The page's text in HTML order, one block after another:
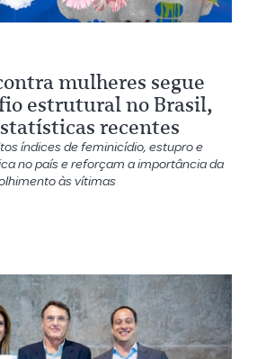
mulheres segue
estrutural no Brasil,
recentes
índices de feminicídio, estupro e
no país e reforçam a importância da
às vítimas